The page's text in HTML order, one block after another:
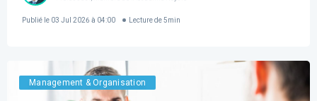
Publié le 03 Jul 2026 à 04:00 Lecture de 5min
Management & Organisation